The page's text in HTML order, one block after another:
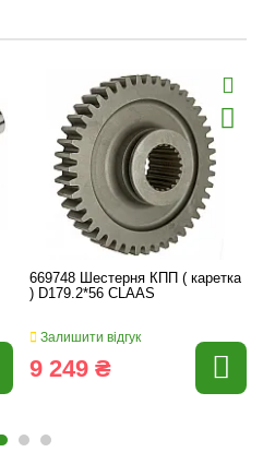
669748 Шестерня КПП ( каретка
) D179.2*56 CLAAS
Залишити відгук
9 249 ₴